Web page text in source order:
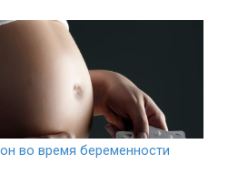
во время беременности